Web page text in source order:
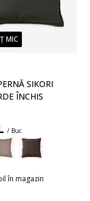
MIC
SIKORI
ÎNCHIS
/ Buc
în magazin